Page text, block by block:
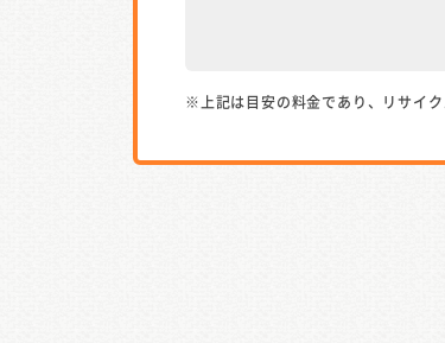
※上記は目安の料金であり、リサイ